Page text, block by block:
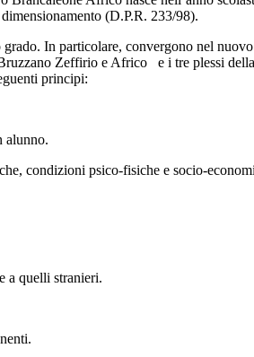
(D.P.R. 233/98).
In particolare, convergono nel
Zeffirio e Africo e i tre plessi
principi:
alunno.
condizioni psico-fisiche e socio-
a quelli stranieri.